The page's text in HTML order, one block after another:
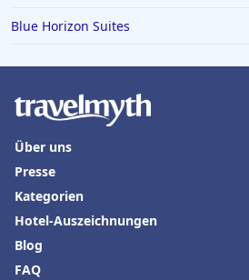
Blue Horizon Suites
Über uns
Presse
Kategorien
Hotel-Auszeichnungen
Blog
FAQ